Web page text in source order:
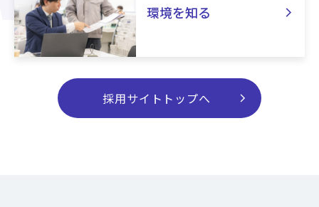
環境を知る chevron_right
採用サイトトップへ chevron_right